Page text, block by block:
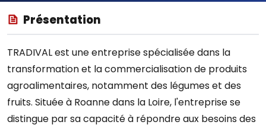
Présentation
TRADIVAL est une entreprise spécialisée dans la
transformation et la commercialisation de produits
agroalimentaires, notamment des légumes et des
fruits. Située à Roanne dans la Loire, l'entreprise se
distingue par sa capacité à répondre aux besoins des